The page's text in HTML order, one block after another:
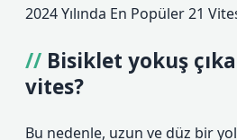
2024 Yılında En Popüler 21
Bisiklet yokuş
vites?
Bu nedenle, uzun ve düz bir